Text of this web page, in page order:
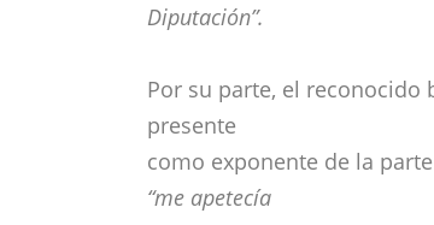
Diputación”.
Por su parte, el reconocido
presente
como exponente de la
“me apetecía